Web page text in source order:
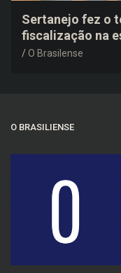
Sertanejo fez o
fiscalização na
negativo e
O Brasilense
O BRASILIENSE